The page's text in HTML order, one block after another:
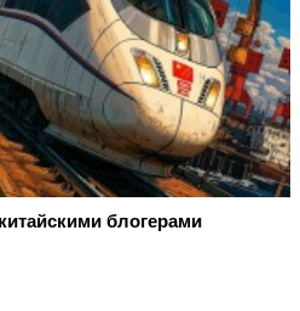
блогерами